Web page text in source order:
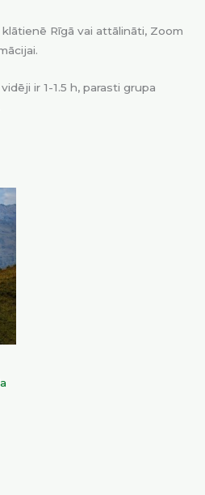
Rīgā vai attālināti, Zoom
ir 1-1.5 h, parasti grupa